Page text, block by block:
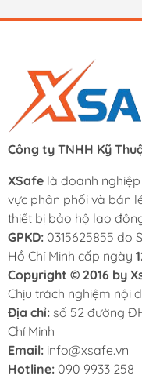
Công ty TNHH Kỹ
XSafe là doanh
vực phân phối và bán
thiết bị bảo hộ lao
GPKD: 0315625855 do
Hồ Chí Minh cấp ngày
Copyright © 2016 by
Chịu trách nghiệm nội
Địa chỉ: số 52 đường
Chí Minh
Email: info@xsafe.vn
Hotline: 090 9933 258